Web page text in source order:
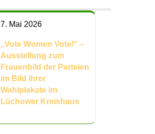
7. Mai 2026
„Vote Women Vote!“ –
Ausstellung zum
Frauenbild der Parteien
im Bild ihrer
Wahlplakate im
Lüchower Kreishaus